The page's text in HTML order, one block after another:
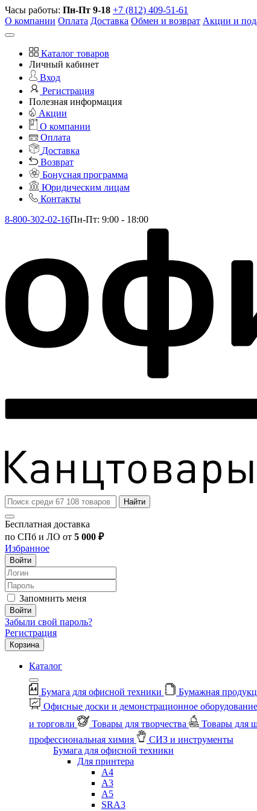
Часы работы: Пн-Пт 9-18 +7 (812) 409-51-61
О компании Оплата Доставка Обмен и возврат Акции и
Каталог товаров
Личный кабинет
Вход
Регистрация
Полезная информация
Акции
О компании
Оплата
Доставка
Возврат
Бонусная программа
Юридическим лицам
Контакты
8-800-302-02-16Пн-Пт: 9:00 - 18:00
Найти
Бесплатная доставка
по СПб и ЛО от 5 000 ₽
Избранное
Войти
Запомнить меня
Войти
Забыли свой пароль?
Регистрация
Корзина
Каталог
Бумага для офисной техники Бумажная
Офисные доски и демонстрационное оборудование
и торговли
Товары для творчества Товары для
профессиональная химия
СИЗ и инструменты
Бумага для офисной техники
Для принтера
А4
А3
А5
SRA3